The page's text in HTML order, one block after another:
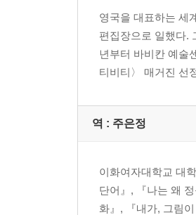
영국을 대표하는 세
편집장으로 일했다.
년부터 바비칸 예술
티비티〉 매거진 선
역 : 주은정
이화여자대학교 대
단어』, 『나는 왜
화』, 『내가, 그림